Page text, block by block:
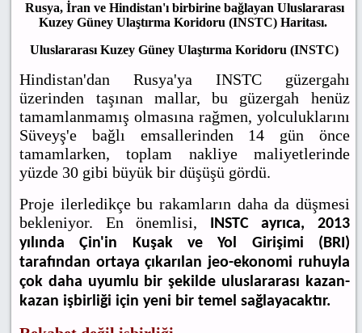
Rusya, İran ve Hindistan'ı birbirine bağlayan Uluslararası
Kuzey Güney Ulaştırma Koridoru (INSTC) Haritası.
Uluslararası Kuzey Güney Ulaştırma Koridoru (INSTC)
Hindistan'dan Rusya'ya INSTC güzergahı
üzerinden taşınan mallar, bu güzergah henüz
tamamlanmamış olmasına rağmen, yolculuklarını
Süveyş'e bağlı emsallerinden 14 gün önce
tamamlarken, toplam nakliye maliyetlerinde
yüzde 30 gibi büyük bir düşüşü gördü.
Proje ilerledikçe bu rakamların daha da düşmesi
bekleniyor. En önemlisi,
INSTC ayrıca, 2013
yılında Çin'in Kuşak ve Yol Girişimi (BRI)
tarafından ortaya çıkarılan jeo-ekonomi ruhuyla
çok daha uyumlu bir şekilde uluslararası kazan-
kazan işbirliği için yeni bir temel sağlayacaktır.